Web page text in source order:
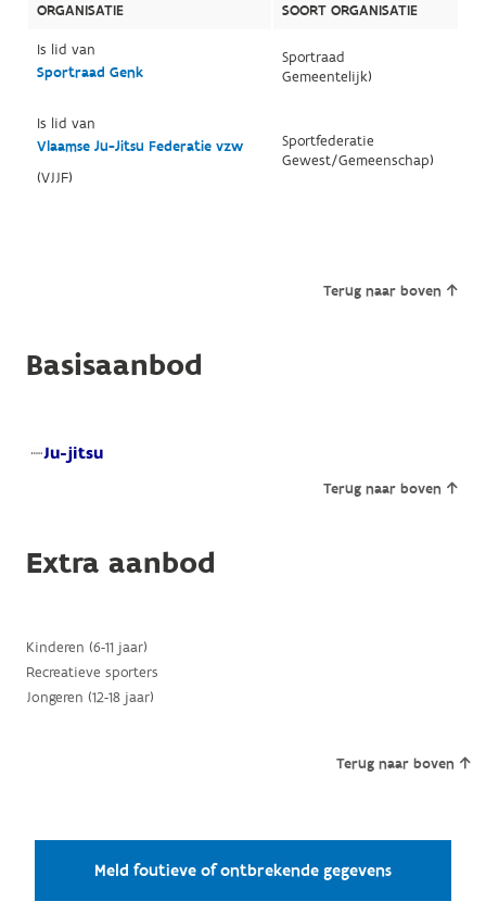
ORGANISATIE
SOORT ORGANISATIE
Is lid van
Sportraad Genk
Sportraad
Gemeentelijk)
Is lid van
Vlaamse Ju-Jitsu Federatie vzw
(VJJF)
Sportfederatie
Gewest/Gemeenschap)
Terug naar boven
Basisaanbod
Ju-jitsu
Terug naar boven
Extra aanbod
Kinderen (6-11 jaar)
Recreatieve sporters
Jongeren (12-18 jaar)
Terug naar boven
Meld foutieve of ontbrekende gegevens